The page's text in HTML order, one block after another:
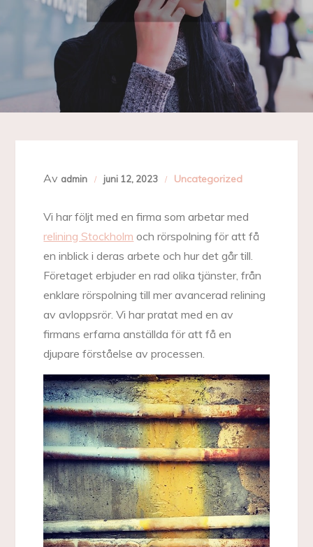
Av admin juni 12, 2023 Uncategorized
Vi har följt med en firma som arbetar med
relining Stockholm och rörspolning för att få
en inblick i deras arbete och hur det går till.
Företaget erbjuder en rad olika tjänster, från
enklare rörspolning till mer avancerad relining
av avloppsrör. Vi har pratat med en av
firmans erfarna anställda för att få en
djupare förståelse av processen.